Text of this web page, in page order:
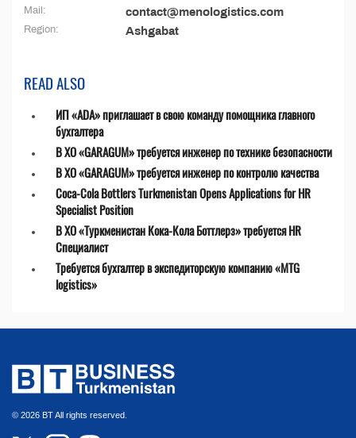
Mail: contact@menologistics.com
Region: Ashgabat
READ ALSO
ИП «ADA» приглашает в свою команду помощника главного
бухгалтера
В ХО «GARAGUM» требуется инженер по технике безопасности
В ХО «GARAGUM» требуется инженер по контролю качества
Coca-Cola Bottlers Turkmenistan Opens Applications for HR
Specialist Position
В ХО «Туркменистан Кока-Кола Боттлерз» требуется HR
Специалист
Требуется бухгалтер в экспедиторскую компанию «MTG
logistics»
© 2026 BT All rights reserved.